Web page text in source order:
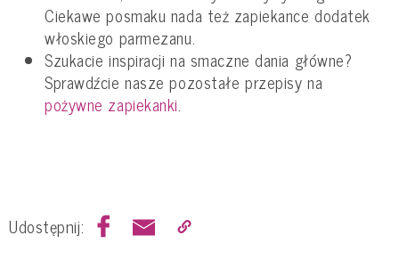
Ciekawe posmaku nada też zapiekance dodatek
włoskiego parmezanu.
Szukacie inspiracji na smaczne dania główne?
Sprawdźcie nasze pozostałe przepisy na
pożywne zapiekanki.
Udostępnij: